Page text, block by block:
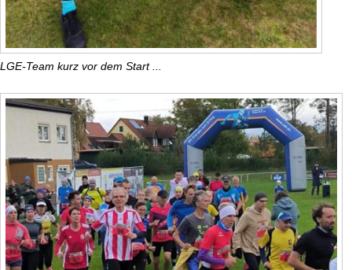
LGE-Team kurz vor dem Start ...